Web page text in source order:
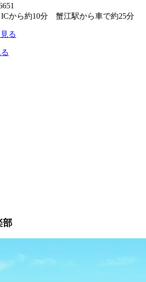
から約10分 蟹江駅から車で約25分
る
部